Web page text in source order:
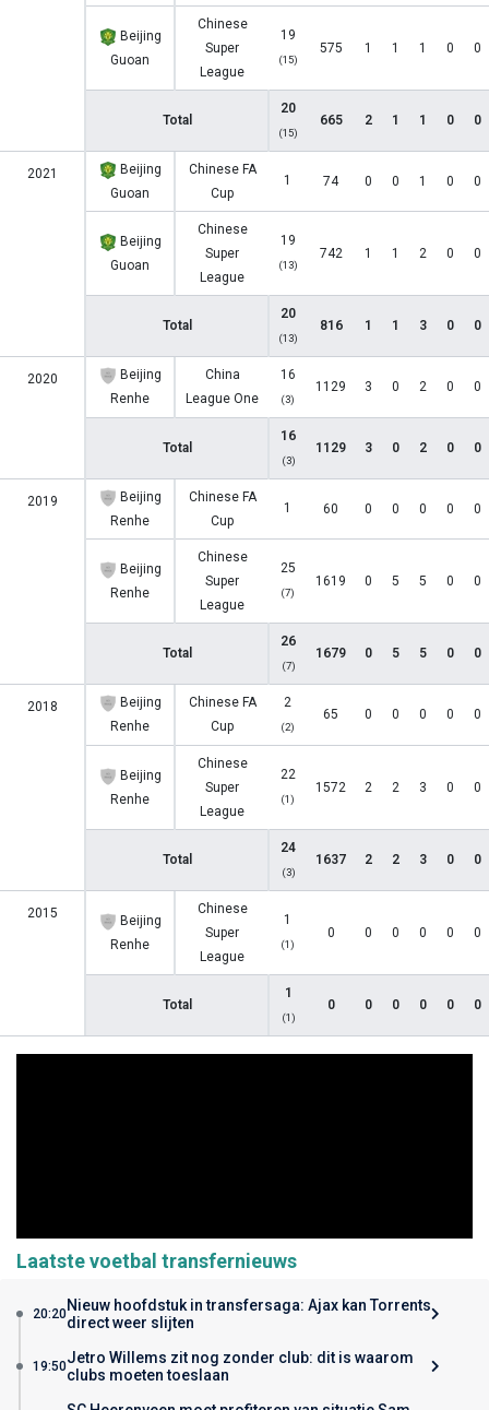
Beijing
Guoan
Chinese
Super
League
19
(15)
575 1 1 1 0 0
Total
20
(15)
665 2 1 1 0 0
2021
Beijing
Guoan
Chinese FA
Cup
1 74 0 0 1 0 0
Beijing
Guoan
Chinese
Super
League
19
(13)
742 1 1 2 0 0
Total
20
(13)
816 1 1 3 0 0
2020
Beijing
Renhe
China
League One
16
(3)
1129 3 0 2 0 0
Total
16
(3)
1129 3 0 2 0 0
2019
Beijing
Renhe
Chinese FA
Cup
1 60 0 0 0 0 0
Beijing
Renhe
Chinese
Super
League
25
(7)
1619 0 5 5 0 0
Total
26
(7)
1679 0 5 5 0 0
2018
Beijing
Renhe
Chinese FA
Cup
2
(2)
65 0 0 0 0 0
Beijing
Renhe
Chinese
Super
League
22
(1)
1572 2 2 3 0 0
Total
24
(3)
1637 2 2 3 0 0
2015
Beijing
Renhe
Chinese
Super
League
1
(1)
0 0 0 0 0 0
Total
1
(1)
0 0 0 0 0 0
Laatste voetbal transfernieuws
20:20Nieuw hoofdstuk in transfersaga: Ajax kan Torrents
direct weer slijten
19:50Jetro Willems zit nog zonder club: dit is waarom
clubs moeten toeslaan